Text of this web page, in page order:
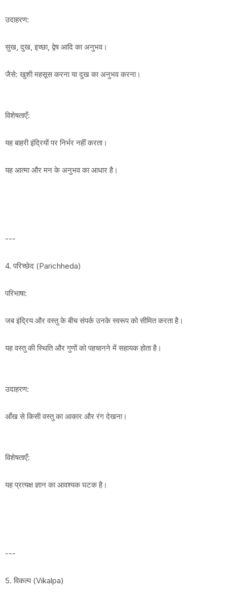
उदाहरण:
सुख, दुख, इच्छा, द्वेष आदि का अनुभव।
जैसे: खुशी महसूस करना या दुख का अनुभव करना।
विशेषताएँ:
यह बाहरी इंद्रियों पर निर्भर नहीं करता।
यह आत्मा और मन के अनुभव का आधार है।
---
4. परिच्छेद (Parichheda)
परिभाषा:
जब इंद्रिय और वस्तु के बीच संपर्क उनके स्वरूप को सीमित करता है।
यह वस्तु की स्थिति और गुणों को पहचानने में सहायक होता है।
उदाहरण:
आँख से किसी वस्तु का आकार और रंग देखना।
विशेषताएँ:
यह प्रत्यक्ष ज्ञान का आवश्यक घटक है।
---
5. विकल्प (Vikalpa)